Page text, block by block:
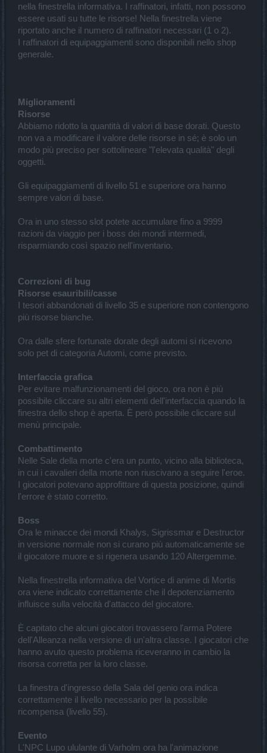
nella finestrella informativa. I raffinatori, infatti, non possono
essere usati su tutte le risorse! Nella finestrella viene
riportato anche il numero di raffinatori necessari (1 o 2).
I raffinatori di equipaggiamenti sono disponibili nello shop
generale.
Miglioramenti
Risorse
Abbiamo ridotto la quantità di valori di base dorati. Questo
non va a modificare il valore delle risorse in sé; è solo un
modo più preciso per sottolineare "l'elevata qualità" degli
oggetti.
Gli equipaggiamenti di livello 51 e superiore ora hanno
sempre valori di base.
Ora in uno stesso slot potete accumulare fino a 9999
razioni da viaggio per i boss dei mondi intermedi,
risparmiando così spazio nell'inventario.
Correzioni di bug
Risorse esauribili/casse
I tesori abbandonati di livello 35 e superiore non contengono
più risorse bianche.
Ora dalle sfere fortunate dorate degli automi si ricevono
solo pet di categoria Automi, come previsto.
Interfaccia grafica
Per evitare malfunzionamenti del gioco, ora non è più
possibile cliccare su altri elementi dell'interfaccia quando la
finestra dello shop è aperta. È però possibile cliccare sul
menù principale.
Combattimento
Nelle Sale della morte c'era un punto, vicino alla biblioteca,
in cui i cavalieri della morte non riuscivano a seguire l'eroe.
I giocatori potevano approfittare di questa posizione, quindi
l'errore è stato corretto.
Boss
Ora le minacce dei mondi Khalys, Sigrissmar e Destructor
in versione normale non si curano più automaticamente se
il giocatore muore e si rigenera usando 120 Altergemme.
Nella finestrella informativa del Vortice di anime di Mortis
ora viene indicato correttamente che il depotenziamento
influisce sulla velocità d'attacco del giocatore.
È capitato che alcuni giocatori trovassero l'arma Potere
dell'Alleanza nella versione di un'altra classe. I giocatori che
hanno avuto questo problema riceveranno in cambio la
risorsa corretta per la loro classe.
La finestra d'ingresso della Sala del genio ora indica
correttamente il livello necessario per la possibile
ricompensa (livello 55).
Evento
L'NPC Lupo ululante di Varholm ora ha l'animazione